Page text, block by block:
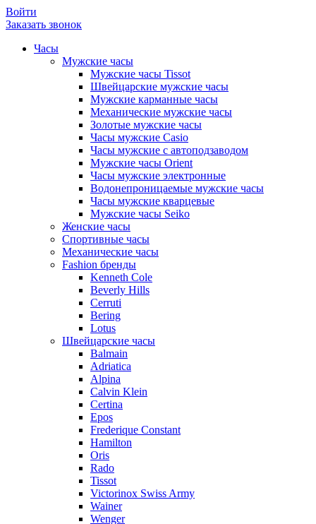
Войти
Заказать звонок
Часы
Мужские часы
Мужские часы Tissot
Швейцарские мужские часы
Мужские карманные часы
Механические мужские часы
Золотые мужские часы
Часы мужские Casio
Часы мужские с автоподзаводом
Мужские часы Orient
Часы мужские электронные
Водонепроницаемые мужские часы
Часы мужские кварцевые
Мужские часы Seiko
Женские часы
Спортивные часы
Механические часы
Fashion бренды
Kenneth Cole
Beverly Hills
Cerruti
Bering
Lotus
Швейцарские часы
Balmain
Adriatica
Alpina
Calvin Klein
Certina
Epos
Frederique Constant
Hamilton
Oris
Rado
Tissot
Victorinox Swiss Army
Wainer
Wenger